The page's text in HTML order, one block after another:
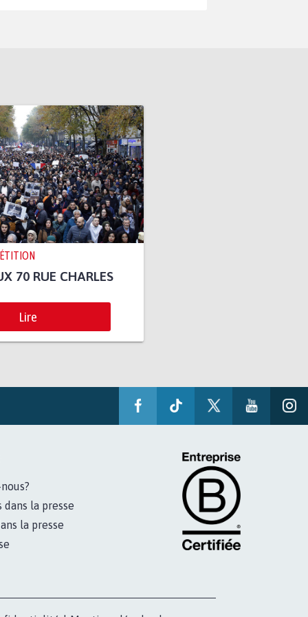
70 RUE CHARLES
Lire
la presse
la presse